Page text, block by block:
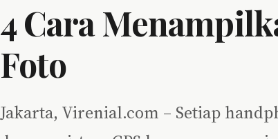
4 Cara
Foto
Jakarta, Virenial.com – Setiap